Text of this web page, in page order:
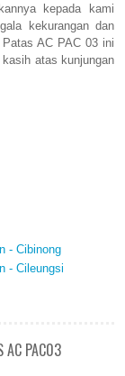
kepada kami
kekurangan dan
AC PAC 03 ini
atas kunjungan
- Cibinong
- Cileungsi
AC PAC03